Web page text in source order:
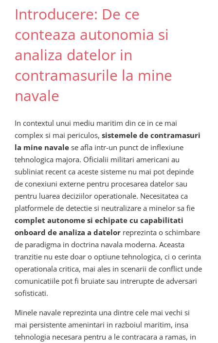
Introducere: De ce
conteaza autonomia si
analiza datelor in
contramasurile la mine
navale
In contextul unui mediu maritim din ce in ce mai
complex si mai periculos, sistemele de contramasuri
la mine navale se afla intr-un punct de inflexiune
tehnologica majora. Oficialii militari americani au
subliniat recent ca aceste sisteme nu mai pot depinde
de conexiuni externe pentru procesarea datelor sau
pentru luarea deciziilor operationale. Necesitatea ca
platformele de detectie si neutralizare a minelor sa fie
complet autonome si echipate cu capabilitati
onboard de analiza a datelor reprezinta o schimbare
de paradigma in doctrina navala moderna. Aceasta
tranzitie nu este doar o optiune tehnologica, ci o cerinta
operationala critica, mai ales in scenarii de conflict unde
comunicatiile pot fi bruiate sau intrerupte de adversari
sofisticati.
Minele navale reprezinta una dintre cele mai vechi si
mai persistente amenintari in razboiul maritim, insa
tehnologia necesara pentru a le contracara a ramas, in